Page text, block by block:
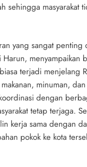
sehingga masyarakat
yang sangat
terjadi menjelang
minuman,
dengan
tetap terjaga.
kerja sama dengan
pokok ke kota